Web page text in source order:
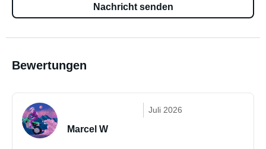
Nachricht senden
Bewertungen
Juli 2026
Marcel W